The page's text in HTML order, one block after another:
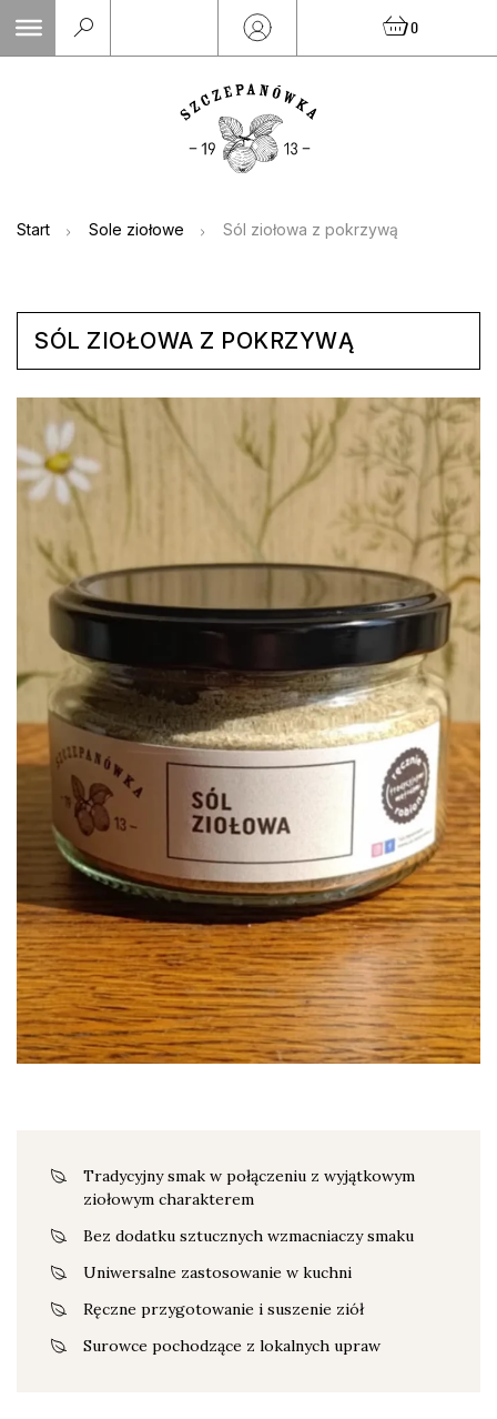
Skip
0
Start Sole ziołowe Sól ziołowa z pokrzywą
SÓL ZIOŁOWA Z POKRZYWĄ
Tradycyjny smak w połączeniu z wyjątkowym
ziołowym charakterem
Bez dodatku sztucznych wzmacniaczy smaku
Uniwersalne zastosowanie w kuchni
Ręczne przygotowanie i suszenie ziół
Surowce pochodzące z lokalnych upraw